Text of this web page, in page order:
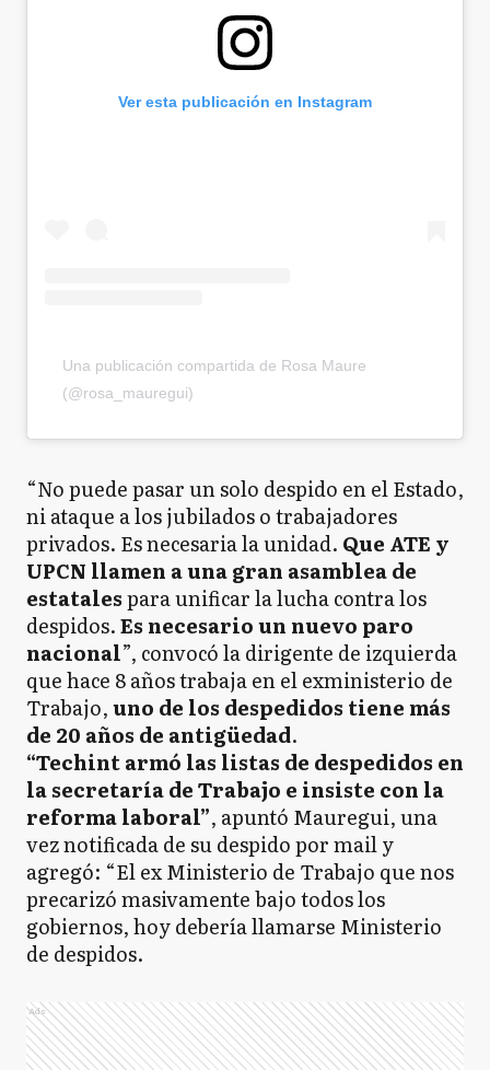
Ver esta publicación en Instagram
Una publicación compartida de Rosa Maure
(@rosa_mauregui)
“No puede pasar un solo despido en el Estado,
ni ataque a los jubilados o trabajadores
privados. Es necesaria la unidad. Que ATE y
UPCN llamen a una gran asamblea de
estatalespara unificar la lucha contra los
despidos.Es necesario un nuevo paro
nacional”, convocó la dirigente de izquierda
que hace 8 años trabaja en el exministerio de
Trabajo,uno de los despedidos tiene más
de 20 años de antigüedad.
“Techint armó las listas de despedidos en
la secretaría de Trabajo e insiste con la
reforma laboral”, apuntó Mauregui, una
vez notificada de su despido por mail y
agregó: “El ex Ministerio de Trabajo que nos
precarizó masivamente bajo todos los
gobiernos, hoy debería llamarse Ministerio
de despidos.
Ads